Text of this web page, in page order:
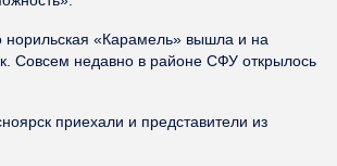
норильская «Карамель» вышла и на
Совсем недавно в районе СФУ открылось
приехали и представители из